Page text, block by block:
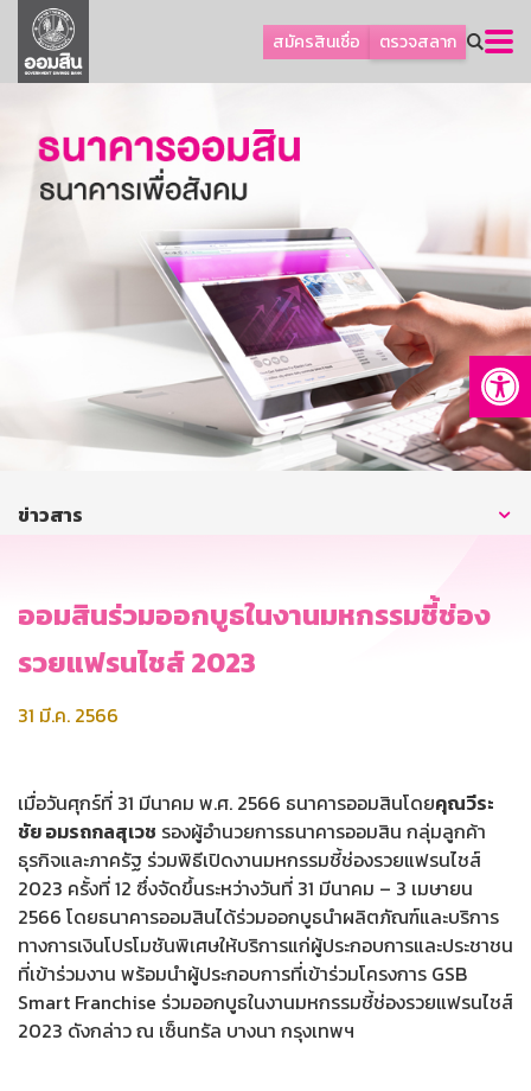
สมัครสินเชื่อ ตรวจสลาก
ลูกค้าธุรกิจ
ลูกค้าผู้ประกอบรายย่อย
ออมเพื่อสุข
เกี่ยวกับธนาคาร
การพัฒนาที่ยั่งยืน
บริการทางการเงิน
ติดต่อเรา
บริการออนไลน์
ข่าวสาร
ออมสินร่วมออกบูธในงานมหกรรมชี้ช่อง
รวยแฟรนไชส์ 2023
31 มี.ค. 2566
เมื่อวันศุกร์ที่ 31 มีนาคม พ.ศ. 2566 ธนาคารออมสินโดยคุณวีระ
ชัย อมรถกลสุเวช รองผู้อำนวยการธนาคารออมสิน กลุ่มลูกค้า
ธุรกิจและภาครัฐ ร่วมพิธีเปิดงานมหกรรมชี้ช่องรวยแฟรนไชส์
2023 ครั้งที่ 12 ซึ่งจัดขึ้นระหว่างวันที่ 31 มีนาคม – 3 เมษายน
2566 โดยธนาคารออมสินได้ร่วมออกบูธนำผลิตภัณฑ์และบริการ
ทางการเงินโปรโมชันพิเศษให้บริการแก่ผู้ประกอบการและประชาชน
ที่เข้าร่วมงาน พร้อมนำผู้ประกอบการที่เข้าร่วมโครงการ GSB
Smart Franchise ร่วมออกบูธในงานมหกรรมชี้ช่องรวยแฟรนไชส์
2023 ดังกล่าว ณ เซ็นทรัล บางนา กรุงเทพฯ